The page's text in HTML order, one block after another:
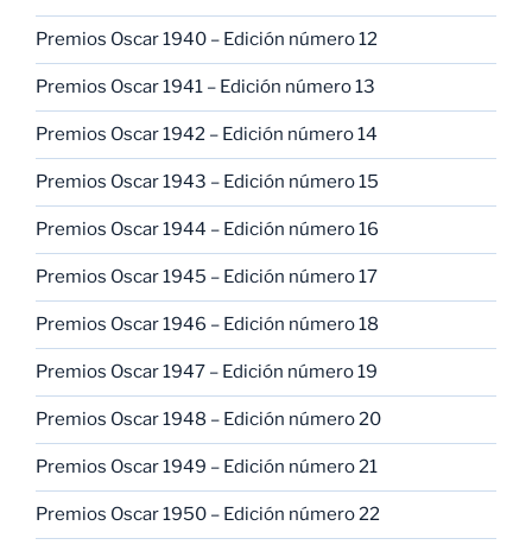
Premios Oscar 1940 – Edición número 12
Premios Oscar 1941 – Edición número 13
Premios Oscar 1942 – Edición número 14
Premios Oscar 1943 – Edición número 15
Premios Oscar 1944 – Edición número 16
Premios Oscar 1945 – Edición número 17
Premios Oscar 1946 – Edición número 18
Premios Oscar 1947 – Edición número 19
Premios Oscar 1948 – Edición número 20
Premios Oscar 1949 – Edición número 21
Premios Oscar 1950 – Edición número 22